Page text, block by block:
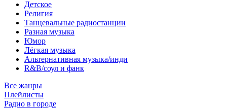
Детское
Религия
Танцевальные радиостанции
Разная музыка
Юмор
Лёгкая музыка
Альтернативная музыка/инди
R&B/cоул и фанк
Все жанры
Плейлисты
Радио в городе